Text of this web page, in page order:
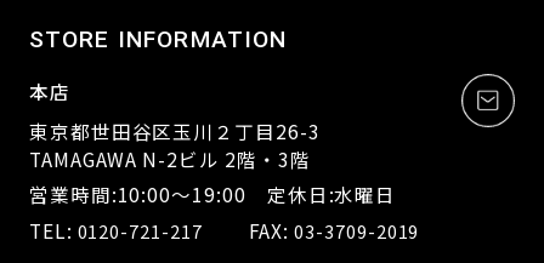
STORE INFORMATION
本店
東京都世田谷区玉川２丁目26-3
TAMAGAWA N-2ビル 2階・3階
営業時間:10:00～19:00 定休日:水曜日
TEL: 0120-721-217 FAX:03-3709-2019